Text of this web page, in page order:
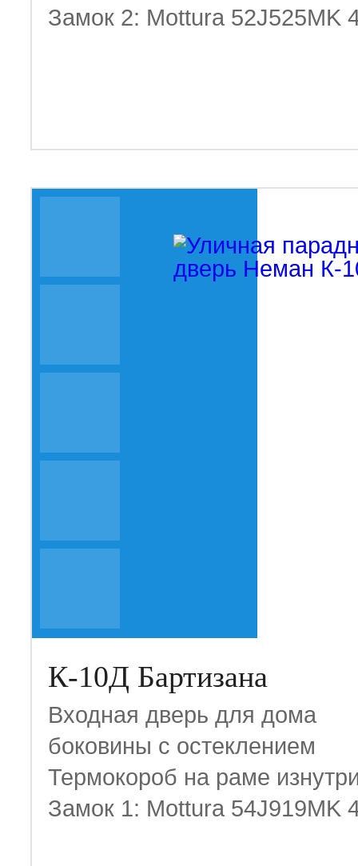
Замок 2: Mottura 52J525MK
К-10Д Бартизана
Входная дверь для дома
боковины с остеклением
Термокороб на раме
Замок 1: Mottura 54J919MK